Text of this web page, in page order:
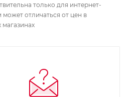
только для интернет-
может отличаться от цен в
магазинах